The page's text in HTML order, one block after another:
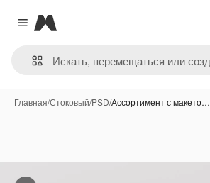
Close menu
Magnific
Главная/Стоковый/PSD/Ассортимент с макето…